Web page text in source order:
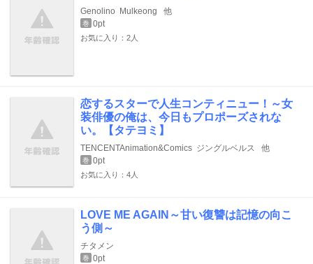
Genolino Mulkeong 他
巻 0pt
お気に入り：2人
恋するスターで人生コンティニュー！～女
装俳優の俺は、今日もプロポーズされな
い。【タテヨミ】
TENCENTAnimation&Comics ジングルベルス 他
巻 0pt
お気に入り：4人
LOVE ME AGAIN～甘い復讐は記憶の向こ
う側～
チタメン
巻 0pt